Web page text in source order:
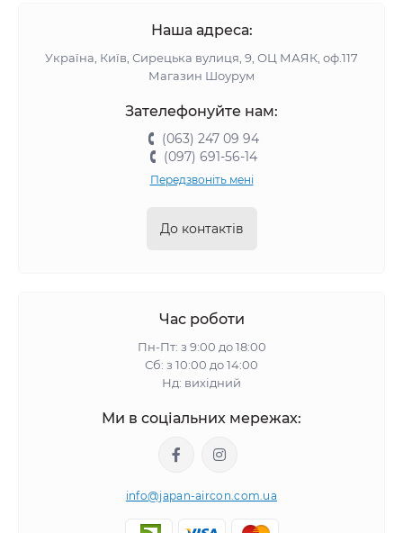
Наша адреса:
Україна, Київ, Сирецька вулиця, 9, ОЦ МАЯК, оф.117
Магазин Шоурум
Зателефонуйте нам:
(063) 247 09 94
(097) 691-56-14
Передзвоніть мені
До контактів
Час роботи
Пн-Пт: з 9:00 до 18:00
Сб: з 10:00 до 14:00
Нд: вихідний
Ми в соціальних мережах:
info@japan-aircon.com.ua